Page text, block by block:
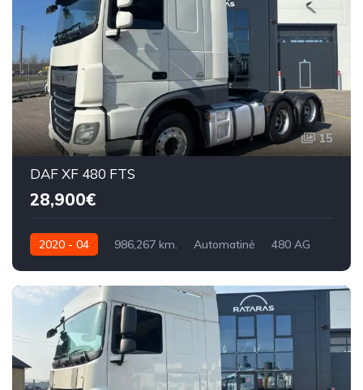
15
DAF XF 480 FTS
28,900€
2020 - 04 986,267 km. Automatinė 480 AG